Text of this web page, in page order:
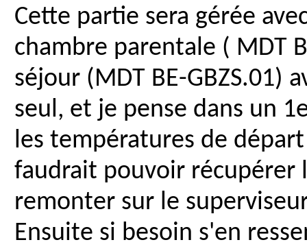
Cette partie sera gérée
chambre parentale ( MDT
séjour (MDT BE-GBZS.01)
seul, et je pense dans un
les températures de
faudrait pouvoir récupérer
remonter sur le
Ensuite si besoin s'en